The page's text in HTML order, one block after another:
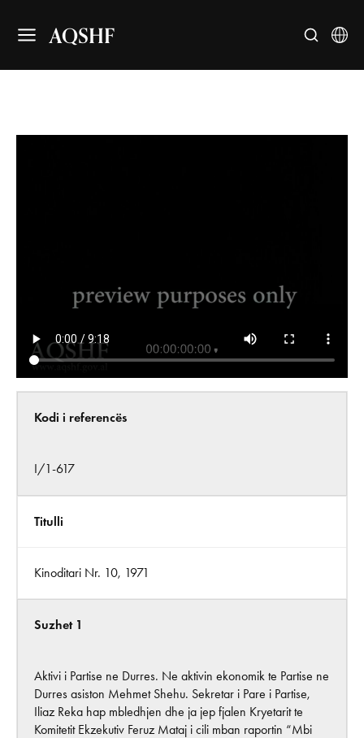
AQSHF
Kodi i referencës
I/1-617
Titulli
Kinoditari Nr. 10, 1971
Suzhet 1
Aktivi i Partise ne Durres. Ne aktivin ekonomik te Partise ne
Durres asiston Mehmet Shehu. Sekretar i Pare i Partise,
Iliaz Reka hap mbledhjen dhe ja jep fjalen Kryetarit te
Komitetit Ekzekutiv Feruz Mataj i cili mban raportin “Mbi